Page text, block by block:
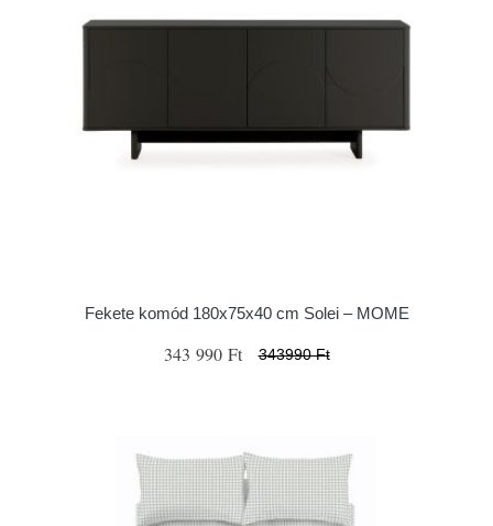
Fekete komód 180x75x40 cm Solei – MOME
343 990 Ft 343990 Ft